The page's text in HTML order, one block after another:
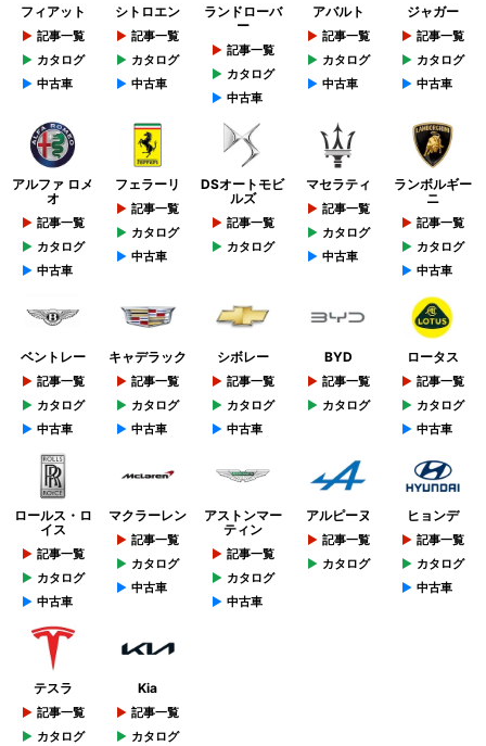
フィアット
記事一覧
カタログ
中古車
シトロエン
記事一覧
カタログ
中古車
ランドローバ
ー
記事一覧
カタログ
中古車
アバルト
記事一覧
カタログ
中古車
ジャガー
記事一覧
カタログ
中古車
アルファ ロメ
オ
記事一覧
カタログ
中古車
フェラーリ
記事一覧
カタログ
中古車
DSオートモビ
ルズ
記事一覧
カタログ
マセラティ
記事一覧
カタログ
中古車
ランボルギー
ニ
記事一覧
カタログ
中古車
ベントレー
記事一覧
カタログ
中古車
キャデラック
記事一覧
カタログ
中古車
シボレー
記事一覧
カタログ
中古車
BYD
記事一覧
カタログ
ロータス
記事一覧
カタログ
中古車
ロールス・ロ
イス
記事一覧
カタログ
中古車
マクラーレン
記事一覧
カタログ
中古車
アストンマー
ティン
記事一覧
カタログ
中古車
アルピーヌ
記事一覧
カタログ
ヒョンデ
記事一覧
カタログ
中古車
テスラ
記事一覧
カタログ
Kia
記事一覧
カタログ